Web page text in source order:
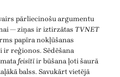
pārliecinošu argumentu
— ziņas ir iztirzātas TVNET
papīra nokļūšanas
ir reģionos. Sēdēšana
feisītīir būšana ļoti šaurā
balss. Savukārt vietējā